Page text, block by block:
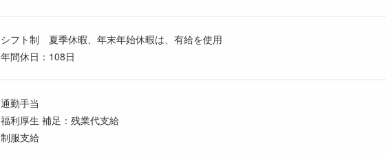
シフト制 夏季休暇、年末年始休暇は、有給を使用
年間休日：108日
通勤手当
福利厚生 補足：残業代支給
制服支給